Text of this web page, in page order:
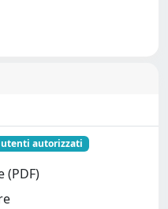
utenti autorizzati
(PDF)